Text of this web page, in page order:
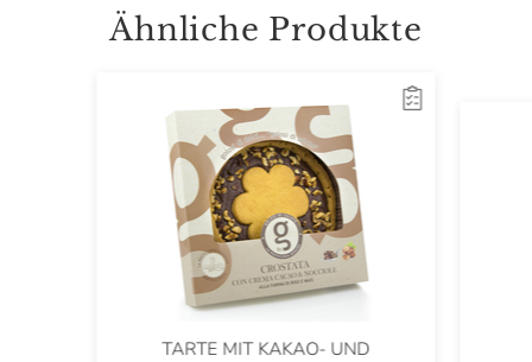
Ähnliche Produkte
TARTE MIT KAKAO- UND